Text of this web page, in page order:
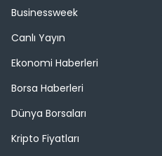
Businessweek
Canlı Yayın
Ekonomi Haberleri
Borsa Haberleri
Dünya Borsaları
Kripto Fiyatları